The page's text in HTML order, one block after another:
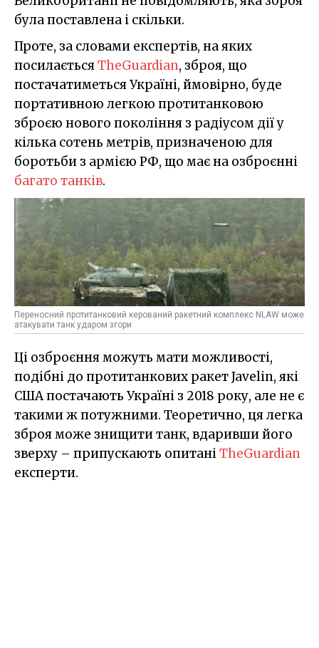
була поставлена і скільки.
Проте, за словами експертів, на яких
посилаєтьсяTheGuardian, зброя, що
постачатиметься Україні, ймовірно, буде
портативною легкою протитанковою
зброєю нового покоління з радіусом дії у
кілька сотень метрів, призначеною для
боротьби з армією РФ, що має на озброєнні
багато танків.
Переносний протитанковий керований ракетний комплекс NLAW може
атакувати танк ударом згори
Ці озброєння можуть мати можливості,
подібні до протитанкових ракет Javelin, які
США постачають Україні з 2018 року, але не є
такими ж потужними. Теоретично, ця легка
зброя може знищити танк, вдаривши його
зверху – припускають опитаніTheGuardian
експерти.